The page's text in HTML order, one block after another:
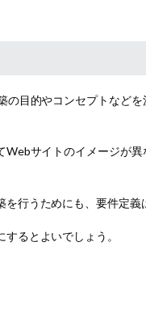
目的やコンセプトなど
サイトのイメージが
行うためにも、要件定義
るとよいでしょう。